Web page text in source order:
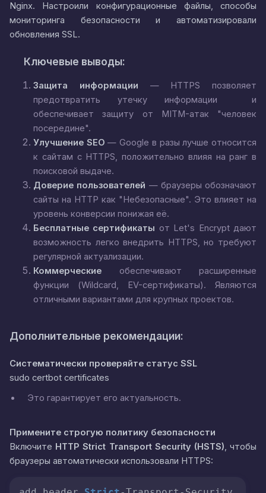
Nginx. Настроили конфигурационные файлы, способы
мониторинга безопасности и автоматизировали
обновления SSL.
Ключевые выводы:
Защита информации — HTTPS позволяет
предотвратить утечку информации и
обеспечивает защиту от MITM-атак "человек
посередине".
Улучшение SEO — Google в разы лучше относится
к сайтам с HTTPS, положительно влияя на ранг в
поисковой выдаче.
Доверие пользователей — браузеры обозначают
сайты на HTTP как "Небезопасные". Это влияет на
уровень конверсии понижая её.
Бесплатные сертификаты от Let's Encrypt дают
возможность легко внедрить HTTPS, но требуют
регулярной актуализации.
Коммерческие обеспечивают расширенные
функции (Wildcard, EV-сертификаты). Являются
отличными вариантами для крупных проектов.
Дополнительные рекомендации:
Систематически проверяйте статус SSL
sudo certbot certificates
Это гарантирует его актуальность.
Примените строгую политику безопасности
Включите HTTP Strict Transport Security (HSTS), чтобы
браузеры автоматически использовали HTTPS: